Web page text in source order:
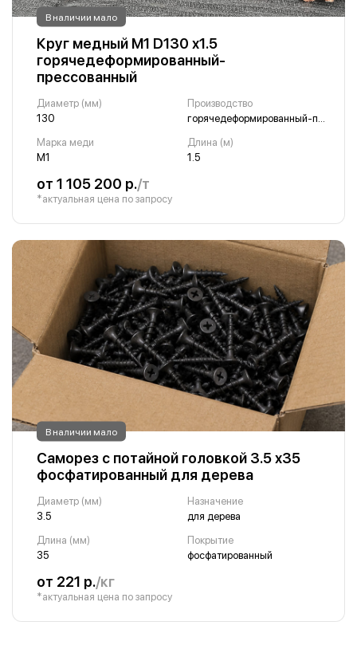
В наличии мало
Круг медный М1 D130 х1.5
горячедеформированный-
прессованный
Диаметр (мм)
130
Производство
горячедеформированный-прессованный
Марка меди
М1
Длина (м)
1.5
от 1 105 200 р./т
*актуальная цена по запросу
В наличии мало
Саморез с потайной головкой 3.5 х35
фосфатированный для дерева
Диаметр (мм)
3.5
Назначение
для дерева
Длина (мм)
35
Покрытие
фосфатированный
от 221 р./кг
*актуальная цена по запросу